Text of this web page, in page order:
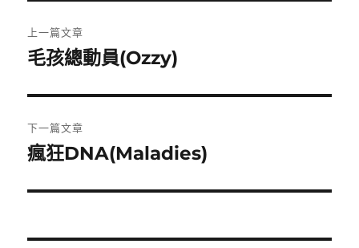
章
覽
上一篇文章
上
篇
文
章:
毛孩總動員(Ozzy)
下一篇文章
下
篇
章:
瘋狂DNA(Maladies)